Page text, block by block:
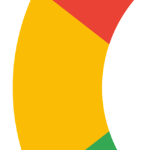
La Sole en
Cadena 3